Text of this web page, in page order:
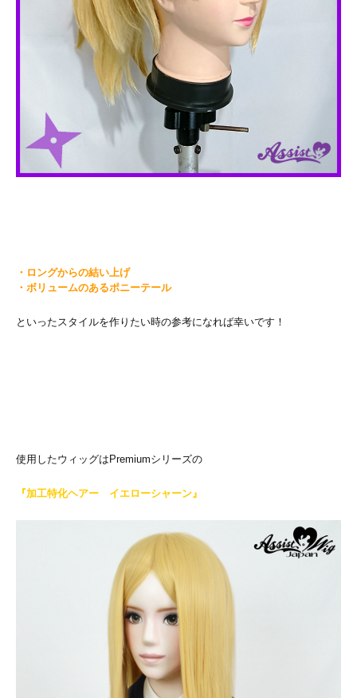
・ロングからの結い上げ
・ボリュームのあるポニーテール
といったスタイルを作りたい時の参考になれば幸いです！
使用したウィッグはPremiumシリーズの
『加工特化ヘアー イエローシャーン』